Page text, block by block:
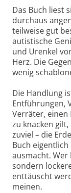
Das Buch liest
durchaus
teilweise gut
autistische
und Urenkel
Herz. Die
wenig
Die Handlung
Entführungen,
Verräter, einen
zu knacken
zuviel – die
Buch
ausmacht.
sondern
enttäuscht
meinen.